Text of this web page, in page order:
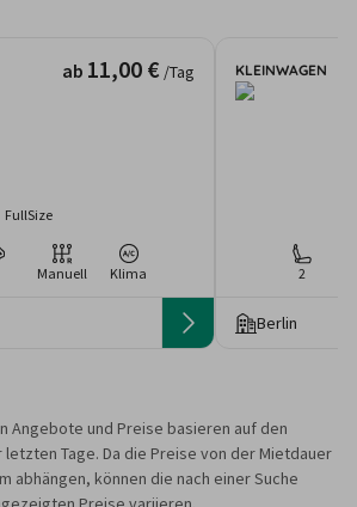
ab 11,00 € /Tag
FullSize
Manuell Klima
KLEINWAGEN
2
Berlin
Angebote und Preise basieren auf den
Tage. Da die Preise von der Mietdauer
abhängen, können die nach einer Suche